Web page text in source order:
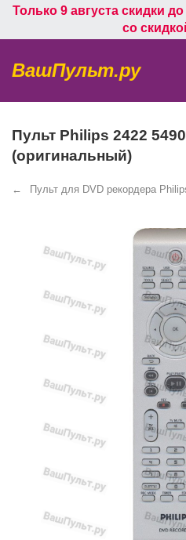
Только 9 августа скидки
со
ВашПульт.ру
Пульт Philips 2422
(оригинальный)
Пульт для DVD рекордера